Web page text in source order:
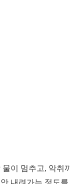
이 멈추고, 악
내려가는 정도